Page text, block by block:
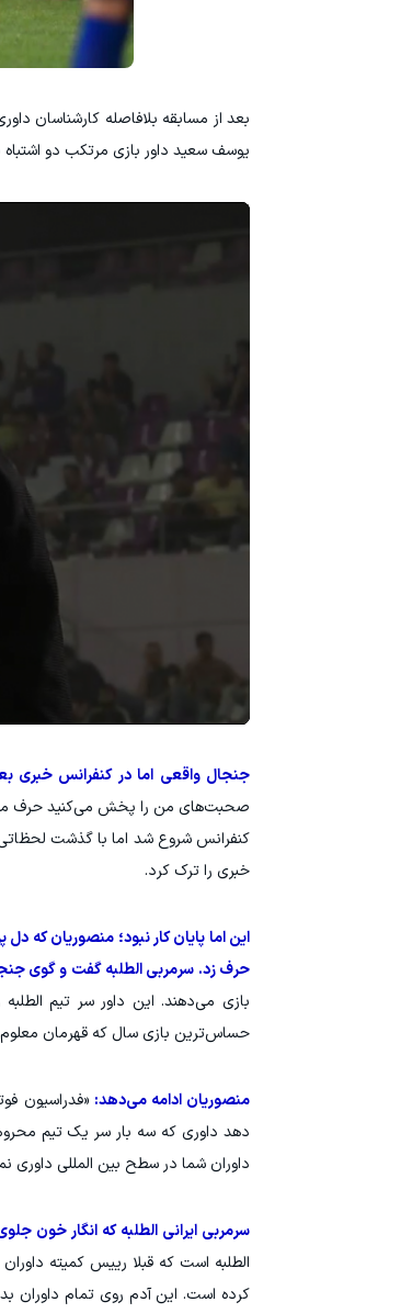
بعد از مسابقه بلافاصله کارشناسان
یوسف سعید داور بازی مرتکب دو اشتباه
جنجال واقعی اما در کنفرانس خبری
صحبت‌های من را پخش می‌کنید حرف
کنفرانس شروع شد اما با گذشت
خبری را ترک کرد.
این اما پایان کار نبود؛ منصوریان که
حرف زد. سرمربی الطلبه گفت و گوی
بازی می‌دهند. این داور سر تیم
حساس‌ترین بازی سال که قهرمان معلوم
منصوریان ادامه می‌دهد: «فدراسیون
دهد داوری که سه بار سر یک تیم
داوران شما در سطح بین المللی داوری
سرمربی ایرانی الطلبه که انگار خون
الطلبه است که قبلا رییس کمیته
کرده است. این آدم روی تمام داوران